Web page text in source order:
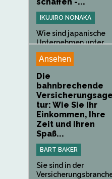
IKUJIRO NONAKA
Wie sind japanische
Unternehmen unter
anderem in...
Ansehen
Die
bahnbrechende
tur: Wie Sie Ihr
Einkommen, Ihre
Zeit und Ihren
Spaß...
BART BAKER
Sie sind in der